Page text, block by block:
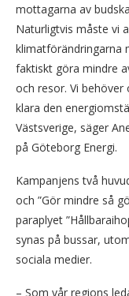
mottagarna av
Naturligtvis måste vi
klimatförändringarna
faktiskt göra mindre
och resor. Vi behöver
klara den
Västsverige, säger
på Göteborg Energi.
Kampanjens två
och ”Gör mindre så
paraplyet
synas på bussar,
sociala medier.
– Som vår regions